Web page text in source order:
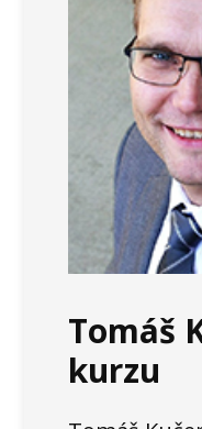
Tomáš
kurzu